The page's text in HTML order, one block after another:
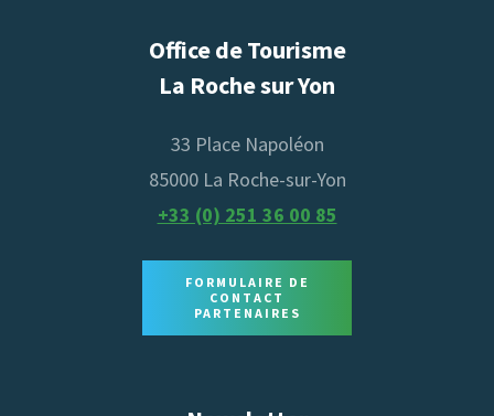
Office de Tourisme
La Roche sur Yon
33 Place Napoléon
85000 La Roche-sur-Yon
+33 (0) 251 36 00 85
FORMULAIRE DE
CONTACT
PARTENAIRES